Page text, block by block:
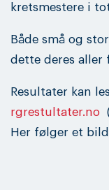
kretsmestere i
Både små og
dette deres aller
Resultater kan
rgrestultater.no (
Her følger et